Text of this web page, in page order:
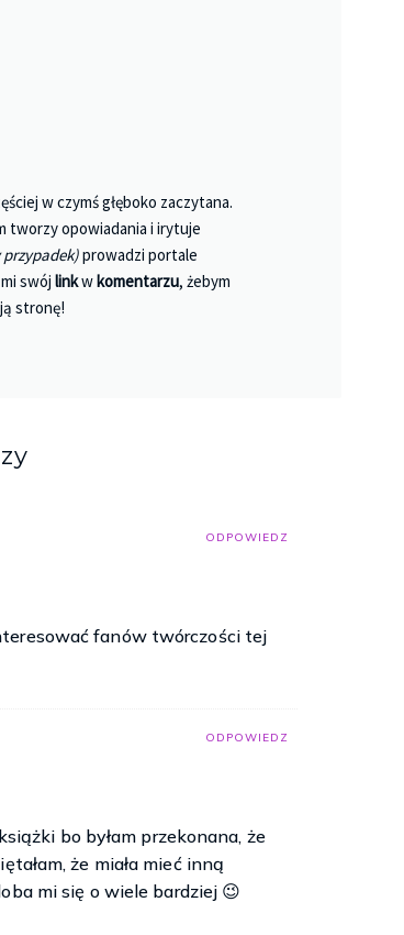
w czymś głęboko zaczytana.
tworzy opowiadania i irytuje
przypadek)prowadzi portale
swójlinkwkomentarzu, żebym
stronę!
ODPOWIEDZ
fanów twórczości tej
ODPOWIEDZ
bo byłam przekonana, że
że miała mieć inną
mi się o wiele bardziej 😉